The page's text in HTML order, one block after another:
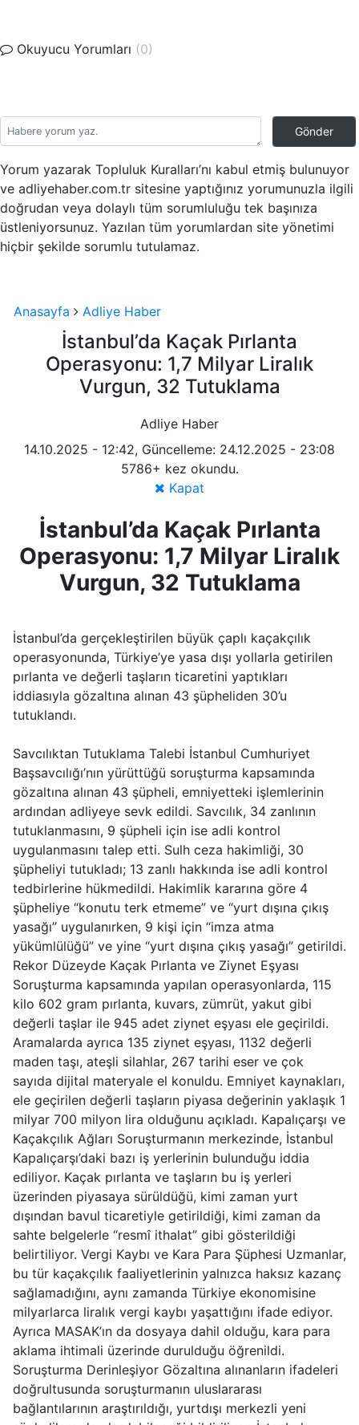
Okuyucu Yorumları (0)
Gönder
Yorum yazarak Topluluk Kuralları’nı kabul etmiş bulunuyor
ve adliyehaber.com.tr sitesine yaptığınız yorumunuzla ilgili
doğrudan veya dolaylı tüm sorumluluğu tek başınıza
üstleniyorsunuz. Yazılan tüm yorumlardan site yönetimi
hiçbir şekilde sorumlu tutulamaz.
Anasayfa Adliye Haber
İstanbul’da Kaçak Pırlanta
Operasyonu: 1,7 Milyar Liralık
Vurgun, 32 Tutuklama
Adliye Haber
14.10.2025 - 12:42, Güncelleme: 24.12.2025 - 23:08
5786+ kez okundu.
Kapat
İstanbul’da Kaçak Pırlanta
Operasyonu: 1,7 Milyar Liralık
Vurgun, 32 Tutuklama
İstanbul’da gerçekleştirilen büyük çaplı kaçakçılık
operasyonunda, Türkiye’ye yasa dışı yollarla getirilen
pırlanta ve değerli taşların ticaretini yaptıkları
iddiasıyla gözaltına alınan 43 şüpheliden 30’u
tutuklandı.
Savcılıktan Tutuklama Talebi İstanbul Cumhuriyet
Başsavcılığı’nın yürüttüğü soruşturma kapsamında
gözaltına alınan 43 şüpheli, emniyetteki işlemlerinin
ardından adliyeye sevk edildi. Savcılık, 34 zanlının
tutuklanmasını, 9 şüpheli için ise adli kontrol
uygulanmasını talep etti. Sulh ceza hakimliği, 30
şüpheliyi tutukladı; 13 zanlı hakkında ise adli kontrol
tedbirlerine hükmedildi. Hakimlik kararına göre 4
şüpheliye “konutu terk etmeme” ve “yurt dışına çıkış
yasağı” uygulanırken, 9 kişi için “imza atma
yükümlülüğü” ve yine “yurt dışına çıkış yasağı” getirildi.
Rekor Düzeyde Kaçak Pırlanta ve Ziynet Eşyası
Soruşturma kapsamında yapılan operasyonlarda, 115
kilo 602 gram pırlanta, kuvars, zümrüt, yakut gibi
değerli taşlar ile 945 adet ziynet eşyası ele geçirildi.
Aramalarda ayrıca 135 ziynet eşyası, 1132 değerli
maden taşı, ateşli silahlar, 267 tarihi eser ve çok
sayıda dijital materyale el konuldu. Emniyet kaynakları,
ele geçirilen değerli taşların piyasa değerinin yaklaşık 1
milyar 700 milyon lira olduğunu açıkladı. Kapalıçarşı ve
Kaçakçılık Ağları Soruşturmanın merkezinde, İstanbul
Kapalıçarşı’daki bazı iş yerlerinin bulunduğu iddia
ediliyor. Kaçak pırlanta ve taşların bu iş yerleri
üzerinden piyasaya sürüldüğü, kimi zaman yurt
dışından bavul ticaretiyle getirildiği, kimi zaman da
sahte belgelerle “resmî ithalat” gibi gösterildiği
belirtiliyor. Vergi Kaybı ve Kara Para Şüphesi Uzmanlar,
bu tür kaçakçılık faaliyetlerinin yalnızca haksız kazanç
sağlamadığını, aynı zamanda Türkiye ekonomisine
milyarlarca liralık vergi kaybı yaşattığını ifade ediyor.
Ayrıca MASAK’ın da dosyaya dahil olduğu, kara para
aklama ihtimali üzerinde durulduğu öğrenildi.
Soruşturma Derinleşiyor Gözaltına alınanların ifadeleri
doğrultusunda soruşturmanın uluslararası
bağlantılarının araştırıldığı, yurtdışı merkezli yeni